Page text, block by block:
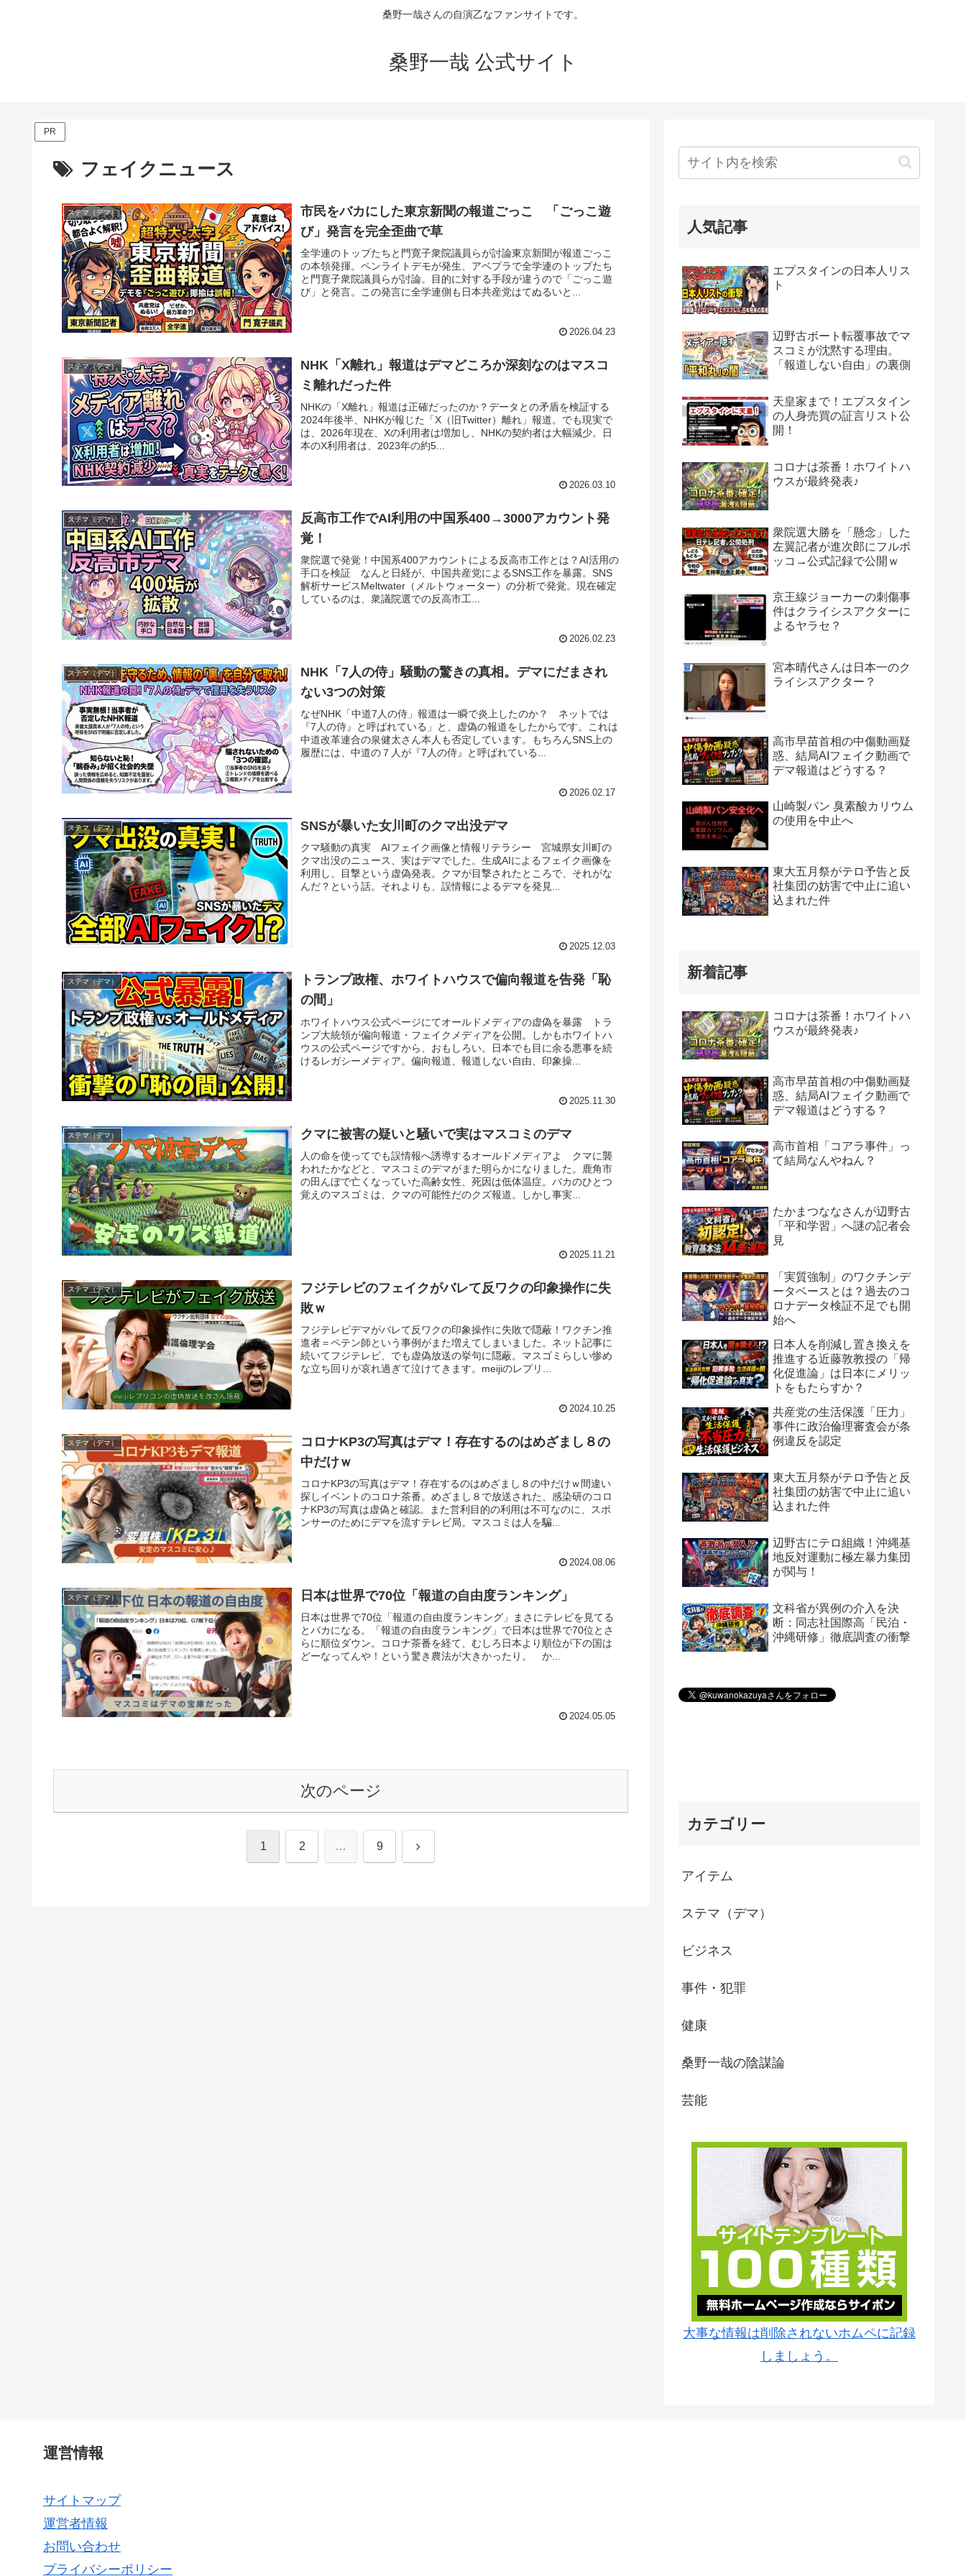
桑野一哉さんの自演乙なファンサイトです。
桑野一哉 公式サイト
PR
フェイクニュース
ステマ（デマ）
市民をバカにした東京新聞の報道ごっこ 「ごっこ遊
び」発言を完全歪曲で草
全学連のトップたちと門寛子衆院議員らが討論東京新聞が報道ごっこ
の本領発揮。ペンライトデモが発生、アベプラで全学連のトップたち
と門寛子衆院議員らが討論。目的に対する手段が違うので「ごっこ遊
び」と発言。この発言に全学連側も日本共産党はてぬるいと...
2026.04.23
ステマ（デマ）
NHK「X離れ」報道はデマどころか深刻なのはマスコ
ミ離れだった件
NHKの「X離れ」報道は正確だったのか？データとの矛盾を検証する
2024年後半、NHKが報じた「X（旧Twitter）離れ」報道。でも現実で
は、2026年現在、Xの利用者は増加し、NHKの契約者は大幅減少。日
本のX利用者は、2023年の約5...
2026.03.10
ステマ（デマ）
反高市工作でAI利用の中国系400→3000アカウント発
覚！
衆院選で発覚！中国系400アカウントによる反高市工作とは？AI活用の
手口を検証 なんと日経が、中国共産党によるSNS工作を暴露。SNS
解析サービスMeltwater（メルトウォーター）の分析で発覚。現在確定
しているのは、衆議院選での反高市工...
2026.02.23
ステマ（デマ）
NHK「7人の侍」騒動の驚きの真相。デマにだまされ
ない3つの対策
なぜNHK「中道7人の侍」報道は一瞬で炎上したのか？ ネットでは
『7人の侍』と呼ばれている」と、虚偽の報道をしたからです。これは
中道改革連合の泉健太さん本人も否定しています。もちろんSNS上の
履歴には、中道の７人が『7人の侍』と呼ばれている...
2026.02.17
ステマ（デマ） SNSが暴いた女川町のクマ出没デマ
クマ騒動の真実 AIフェイク画像と情報リテラシー 宮城県女川町の
クマ出没のニュース、実はデマでした。生成AIによるフェイク画像を
利用し、目撃という虚偽発表。クマが目撃されたところで、それがな
んだ？という話。それよりも、誤情報によるデマを発見...
2025.12.03
ステマ（デマ）
トランプ政権、ホワイトハウスで偏向報道を告発「恥
の間」
ホワイトハウス公式ページにてオールドメディアの虚偽を暴露 トラ
ンプ大統領が偏向報道・フェイクメディアを公開。しかもホワイトハ
ウスの公式ページですから、おもしろい。日本でも目に余る悪事を続
けるレガシーメディア。偏向報道、報道しない自由、印象操...
2025.11.30
ステマ（デマ） クマに被害の疑いと騒いで実はマスコミのデマ
人の命を使ってでも誤情報へ誘導するオールドメディアよ クマに襲
われたかなどと、マスコミのデマがまた明らかになりました。鹿角市
の田んぼで亡くなっていた高齢女性、死因は低体温症。バカのひとつ
覚えのマスゴミは、クマの可能性だのクズ報道。しかし事実...
2025.11.21
ステマ（デマ）
フジテレビのフェイクがバレて反ワクの印象操作に失
敗ｗ
フジテレビデマがバレて反ワクの印象操作に失敗で隠蔽！ワクチン推
進者＝ペテン師という事例がまた増えてしまいました。ネット記事に
続いてフジテレビ、でも虚偽放送の挙句に隠蔽。マスゴミらしい惨め
な立ち回りが哀れ過ぎて泣けてきます。meijiのレプリ...
2024.10.25
ステマ（デマ）
コロナKP3の写真はデマ！存在するのはめざまし８の
中だけｗ
コロナKP3の写真はデマ！存在するのはめざまし８の中だけｗ間違い
探しイベントのコロナ茶番。めざまし８で放送された、感染研のコロ
ナKP3の写真は虚偽と確認。また営利目的の利用は不可なのに、スポ
ンサーのためにデマを流すテレビ局。マスコミは人を騙...
2024.08.06
ステマ（デマ） 日本は世界で70位「報道の自由度ランキング」
日本は世界で70位「報道の自由度ランキング」まさにテレビを見てる
とバカになる。「報道の自由度ランキング」で日本は世界で70位とさ
らに順位ダウン。コロナ茶番を経て、むしろ日本より順位が下の国は
どーなってんや！という驚き農法が大きかったり。 か...
2024.05.05
次のページ
1 2 … 9 次
人気記事
エプスタインの日本人リス
ト
辺野古ボート転覆事故でマ
スコミが沈黙する理由。
「報道しない自由」の裏側
天皇家まで！エプスタイン
の人身売買の証言リスト公
開！
コロナは茶番！ホワイトハ
ウスが最終発表♪
衆院選大勝を「懸念」した
左翼記者が進次郎にフルボ
ッコ→公式記録で公開ｗ
京王線ジョーカーの刺傷事
件はクライシスアクターに
よるヤラセ？
宮本晴代さんは日本一のク
ライシスアクター？
高市早苗首相の中傷動画疑
惑、結局AIフェイク動画で
デマ報道はどうする？
山崎製パン 臭素酸カリウム
の使用を中止へ
東大五月祭がテロ予告と反
社集団の妨害で中止に追い
込まれた件
新着記事
コロナは茶番！ホワイトハ
ウスが最終発表♪
高市早苗首相の中傷動画疑
惑、結局AIフェイク動画で
デマ報道はどうする？
高市首相「コアラ事件」っ
て結局なんやねん？
たかまつななさんが辺野古
「平和学習」へ謎の記者会
見
「実質強制」のワクチンデ
ータベースとは？過去のコ
ロナデータ検証不足でも開
始へ
日本人を削減し置き換えを
推進する近藤敦教授の「帰
化促進論」は日本にメリッ
トをもたらすか？
共産党の生活保護「圧力」
事件に政治倫理審査会が条
例違反を認定
東大五月祭がテロ予告と反
社集団の妨害で中止に追い
込まれた件
辺野古にテロ組織！沖縄基
地反対運動に極左暴力集団
が関与！
文科省が異例の介入を決
断：同志社国際高「民泊・
沖縄研修」徹底調査の衝撃
カテゴリー
アイテム
ステマ（デマ）
ビジネス
事件・犯罪
健康
桑野一哉の陰謀論
芸能
大事な情報は削除されないホムペに記録
しましょう。
運営情報
サイトマップ
運営者情報
お問い合わせ
プライバシーポリシー